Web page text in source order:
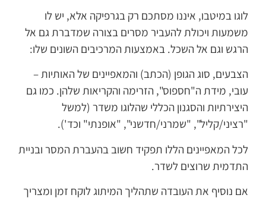
לוגו במיטבו, איננו מסתכם רק בגרפיקה אלא, יש לו
משמעות ויכולת להעביר מסרים בצורה שמדברת גם אל
הרגש וגם אל השכל. באמצעות המרכיבים השונים שלו:
הצבעים, סוג הגופן (הכתב) והמאפיינים של האותיות –
עובי, מידת ה"חספוס", הזרימה והקריאות שלהן. כמו גם
היצירתיות והסגנון הכללי שהלוגו משדר (למשל
"רציני/קליל", "שמרני/חדשני", "אופנתי" וכד').
לכל המאפיינים הללו תפקיד חשוב בהעברת המסר ובניית
התדמית שרוצים לשדר.
אם נוסיף את העובדה שתהליך המיתוג לוקח זמן ומצריך